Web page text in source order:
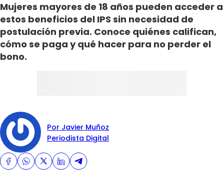
Mujeres mayores de 18 años pueden acceder a
estos beneficios del IPS sin necesidad de
postulación previa. Conoce quiénes califican,
cómo se paga y qué hacer para no perder el
bono.
Por Javier Muñoz
Periodista Digital